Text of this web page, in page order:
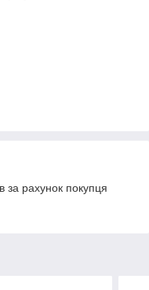
за рахунок покупця